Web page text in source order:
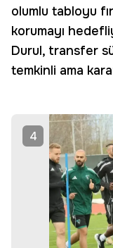
olumlu tabloyu
korumayı
Durul, transfer
temkinli ama
4